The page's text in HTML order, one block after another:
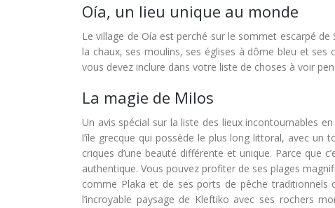
Oía, un lieu unique au monde
Le village de Oía est perché sur le sommet escarpé
la chaux, ses moulins, ses églises à dôme bleu et ses
vous devez inclure dans votre liste de choses à voir
La magie de Milos
Un avis spécial sur la liste des lieux incontournables
l’île grecque qui possède le plus long littoral, avec un
criques d’une beauté différente et unique. Parce que
authentique. Vous pouvez profiter de ses plages
comme Plaka et de ses ports de pêche
l’incroyable paysage de Kleftiko avec ses rochers